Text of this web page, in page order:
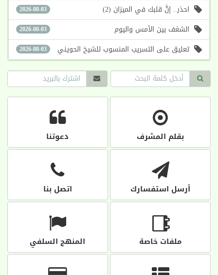
2026-08-03 احذر.. إنَّ قلبك في الميزان (2)
2026-08-03 الشغف بين الأمس واليوم
2026-08-03 تعليق على التسريب المنسوب للشيخ الحويني
بقلم المشرف دعوتنا
أرسل استفسارك اتصل بنا
ملفات خاصة المنهج السلفي